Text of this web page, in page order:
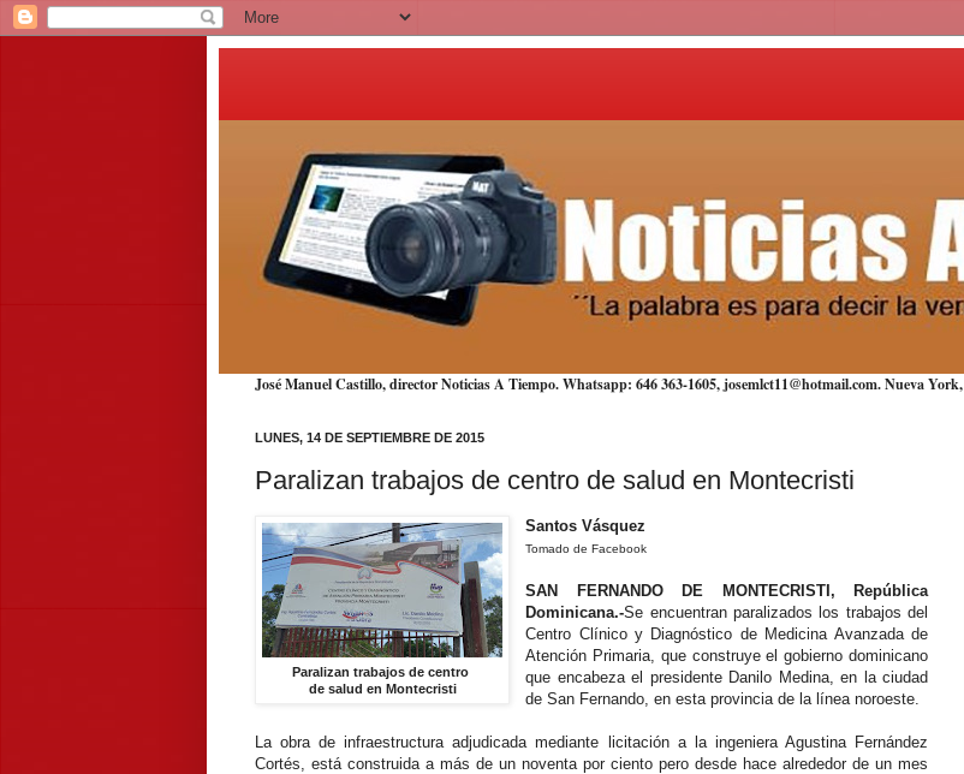
José Manuel Castillo, director Noticias A Tiempo. Whatsapp: 646 363-1605, josemlct11@hotmail.com. Nueva York,
LUNES, 14 DE SEPTIEMBRE DE 2015
Paralizan trabajos de centro de salud en Montecristi
Paralizan trabajos de centro
de salud en Montecristi
Santos Vásquez
Tomado de Facebook
SAN FERNANDO DE MONTECRISTI, República
Dominicana.-Se encuentran paralizados los trabajos del
Centro Clínico y Diagnóstico de Medicina Avanzada de
Atención Primaria, que construye el gobierno dominicano
que encabeza el presidente Danilo Medina, en la ciudad
de San Fernando, en esta provincia de la línea noroeste.
La obra de infraestructura adjudicada mediante licitación a la ingeniera Agustina Fernández
Cortés, está construida a más de un noventa por ciento pero desde hace alrededor de un mes